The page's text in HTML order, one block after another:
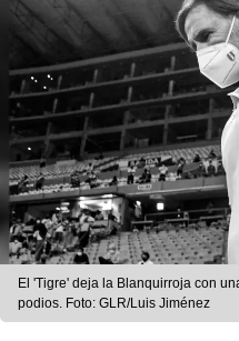
El 'Tigre' deja la Blanquirroja con
podios. Foto: GLR/Luis Jiménez